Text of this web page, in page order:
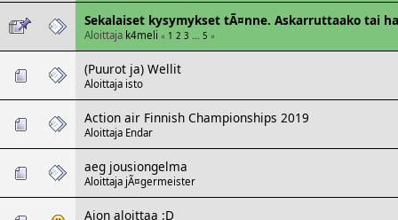
Sekalaiset kysymykset tÃ¤nne. Askarruttaako tai
Aloittaja k4meli « 1 2 3 ... 5 »
(Puurot ja) Wellit
Aloittaja isto
Action air Finnish Championships 2019
Aloittaja Endar
aeg jousiongelma
Aloittaja jÃ¤germeister
Aion aloittaa :D